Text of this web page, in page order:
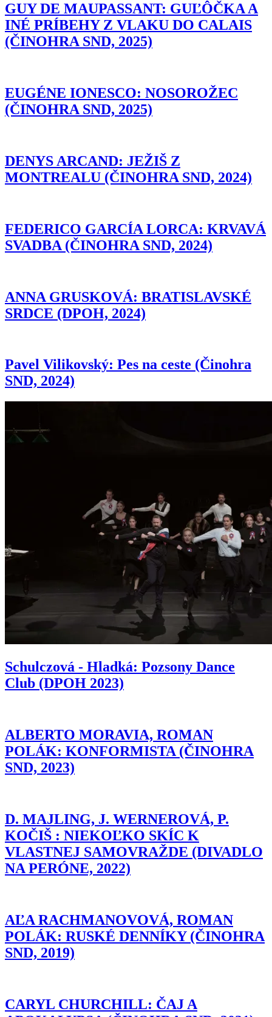
GUY DE MAUPASSANT: GUĽÔČKA A
INÉ PRÍBEHY Z VLAKU DO CALAIS
(ČINOHRA SND, 2025)
EUGÉNE IONESCO: NOSOROŽEC
(ČINOHRA SND, 2025)
DENYS ARCAND: JEŽIŠ Z
MONTREALU (ČINOHRA SND, 2024)
FEDERICO GARCÍA LORCA: KRVAVÁ
SVADBA (ČINOHRA SND, 2024)
ANNA GRUSKOVÁ: BRATISLAVSKÉ
SRDCE (DPOH, 2024)
Pavel Vilikovský: Pes na ceste (Činohra
SND, 2024)
Schulczová - Hladká: Pozsony Dance
Club (DPOH 2023)
ALBERTO MORAVIA, ROMAN
POLÁK: KONFORMISTA (ČINOHRA
SND, 2023)
D. MAJLING, J. WERNEROVÁ, P.
KOČIŠ : NIEKOĽKO SKÍC K
VLASTNEJ SAMOVRAŽDE (DIVADLO
NA PERÓNE, 2022)
AĽA RACHMANOVOVÁ, ROMAN
POLÁK: RUSKÉ DENNÍKY (ČINOHRA
SND, 2019)
CARYL CHURCHILL: ČAJ A